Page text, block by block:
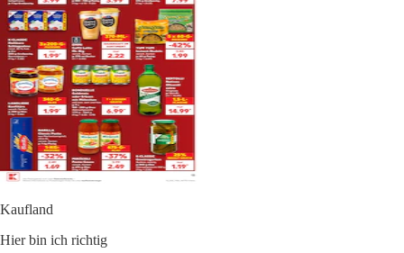
Kaufland
Hier bin ich richtig